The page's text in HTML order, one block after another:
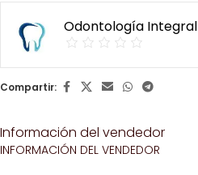
Odontología Integral
Compartir:
Información del vendedor
INFORMACIÓN DEL VENDEDOR